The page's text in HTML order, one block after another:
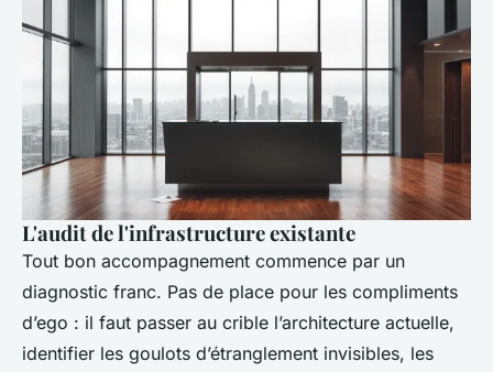
L'audit de l'infrastructure existante
Tout bon accompagnement commence par un
diagnostic franc. Pas de place pour les compliments
d’ego : il faut passer au crible l’architecture actuelle,
identifier les goulots d’étranglement invisibles, les